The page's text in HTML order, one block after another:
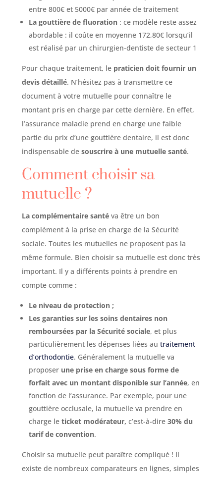
entre 800€ et 5000€ par année de traitement
La gouttière de fluoration: ce modèle reste assez
abordable : il coûte en moyenne 172,80€ lorsqu’il
est réalisé par un chirurgien-dentiste de secteur 1
Pour chaque traitement, lepraticien doit fournir un
devis détaillé. N’hésitez pas à transmettre ce
document à votre mutuelle pour connaître le
montant pris en charge par cette dernière. En effet,
l’assurance maladie prend en charge une faible
partie du prix d’une gouttière dentaire, il est donc
indispensable desouscrire à une mutuelle santé.
Comment choisir sa
mutuelle ?
La complémentaire santéva être un bon
complément à la prise en charge de la Sécurité
sociale. Toutes les mutuelles ne proposent pas la
même formule. Bien choisir sa mutuelle est donc très
important. Il y a différents points à prendre en
compte comme :
Le niveau de protection ;
Les garanties sur les soins dentaires non
remboursées par la Sécurité sociale, et plus
particulièrement les dépenses liées au traitement
d’orthodontie. Généralement la mutuelle va
proposerune prise en charge sous forme de
forfait avec un montant disponible sur l’année, en
fonction de l’assurance. Par exemple, pour une
gouttière occlusale, la mutuelle va prendre en
charge le ticket modérateur, c’est-à-dire 30% du
tarif de convention.
Choisir sa mutuelle peut paraître compliqué ! Il
existe de nombreux comparateurs en lignes, simples